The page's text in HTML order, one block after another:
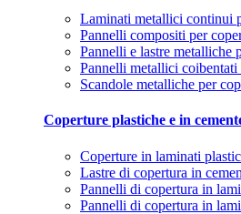
Laminati metallici continui
Pannelli compositi per
Pannelli e lastre metalliche
Pannelli metallici coibentati
Scandole metalliche per
Coperture plastiche e in
Coperture in laminati
Lastre di copertura in
Pannelli di copertura in
Pannelli di copertura in